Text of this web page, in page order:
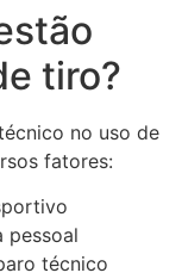
tiro?
no uso de
fatores:
pessoal
técnico